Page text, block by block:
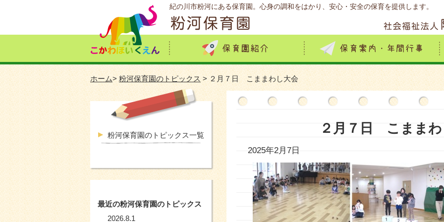
紀の川市粉河にある保育園。心身の調和をはかり、安心・安全の保育を提供します。
ホーム> 粉河保育園のトピックス > ２月７日 こままわし大会
２月７日 こままわ
2025年2月7日
粉河保育園のトピックス一覧
最近の粉河保育園のトピックス
2026.8.1